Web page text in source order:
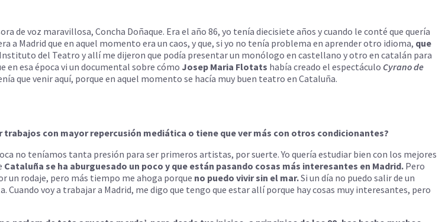
de voz maravillosa, Concha Doñaque. Era el año 86, yo tenía diecisiete años y cuando le conté que quería
a Madrid que en aquel momento era un caos, y que, si yo no tenía problema en aprender otro idioma, que
Instituto del Teatro y allí me dijeron que podía presentar un monólogo en castellano y otro en catalán para
esa época vi un documental sobre cómo Josep Maria Flotats había creado el espectáculo Cyrano de
que venir aquí, porque en aquel momento se hacía muy buen teatro en Cataluña.
con mayor repercusión mediática o tiene que ver más con otros condicionantes?
no teníamos tanta presión para ser primeros artistas, por suerte. Yo quería estudiar bien con los mejores
Cataluña se ha aburguesado un poco y que están pasando cosas más interesantes en Madrid. Pero
un rodaje, pero más tiempo me ahoga porque no puedo vivir sin el mar.Si un día no puedo salir de un
voy a trabajar a Madrid, me digo que tengo que estar allí porque hay cosas muy interesantes, pero